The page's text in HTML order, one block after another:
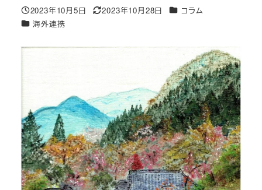
2023年10月5日 2023年10月28日
コラム
海外連携